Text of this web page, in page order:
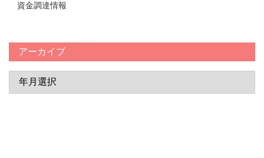
資金調達情報
アーカイブ